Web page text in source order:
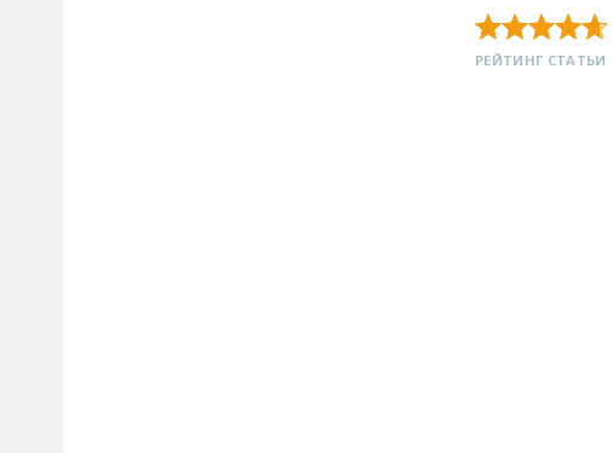
РЕЙТИНГ СТАТЬИ